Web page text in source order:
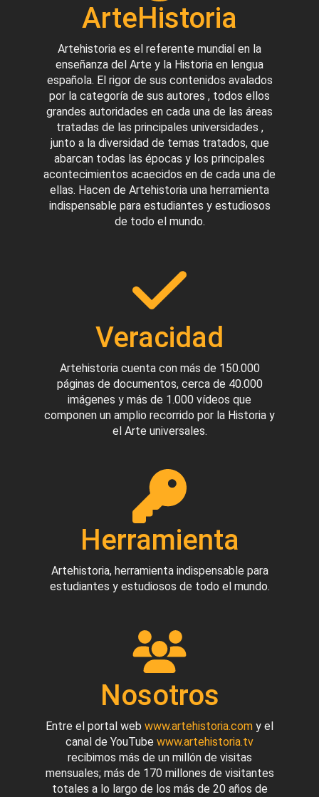
ArteHistoria
Artehistoria es el referente mundial en la
enseñanza del Arte y la Historia en lengua
española. El rigor de sus contenidos avalados
por la categoría de sus autores , todos ellos
grandes autoridades en cada una de las áreas
tratadas de las principales universidades ,
junto a la diversidad de temas tratados, que
abarcan todas las épocas y los principales
acontecimientos acaecidos en de cada una de
ellas. Hacen de Artehistoria una herramienta
indispensable para estudiantes y estudiosos
de todo el mundo.
Veracidad
Artehistoria cuenta con más de 150.000
páginas de documentos, cerca de 40.000
imágenes y más de 1.000 vídeos que
componen un amplio recorrido por la Historia y
el Arte universales.
Herramienta
Artehistoria, herramienta indispensable para
estudiantes y estudiosos de todo el mundo.
Nosotros
Entre el portal web www.artehistoria.com y el
canal de YouTube www.artehistoria.tv
recibimos más de un millón de visitas
mensuales; más de 170 millones de visitantes
totales a lo largo de los más de 20 años de